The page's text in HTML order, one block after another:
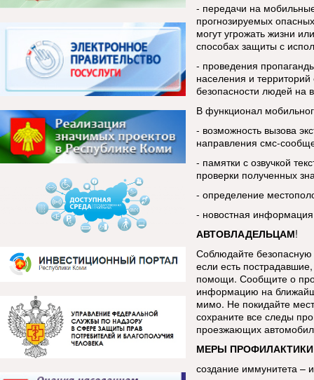
- передачи на
прогнозируемых
могут угрожать жизни
способах защиты с
- проведения
населения и
безопасности людей на
В функционал
- возможность вызова
направления смс-
- памятки с озвучкой
проверки полученных
- определение
- новостная
АВТОВЛАДЕЛЬЦАМ!
Соблюдайте
если есть
помощи. Сообщите о
информацию на
мимо. Не покидайте
сохраните все следы
проезжающих
МЕРЫ
создание иммунитета –